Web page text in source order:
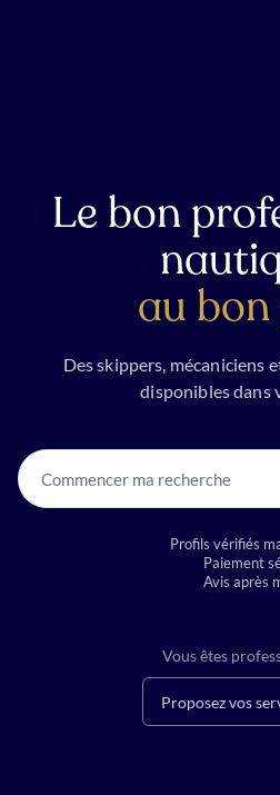
Le bon
au
Des skippers, mécaniciens
disponibles dans
Commencer ma recherche
Profils vérifiés
Paiement
Avis après
Vous êtes
Proposez vos